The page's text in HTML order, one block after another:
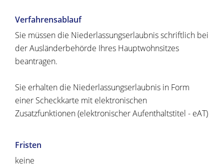
Verfahrensablauf
Sie müssen die Niederlassungserlaubnis schriftlich bei
der Ausländerbehörde Ihres Hauptwohnsitzes
beantragen.
Sie erhalten die Niederlassungserlaubnis in Form
einer Scheckkarte mit elektronischen
Zusatzfunktionen (elektronischer Aufenthaltstitel - eAT)
Fristen
keine